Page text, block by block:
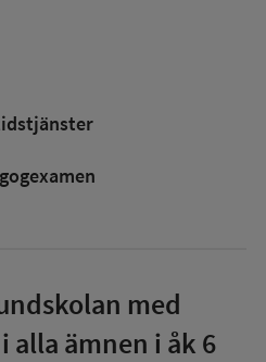
med
alla ämnen i åk 6